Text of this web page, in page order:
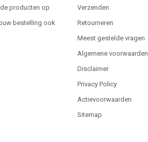
producten op
bestelling ook
Verzenden
Retourneren
Meest gestelde vragen
Algemene voorwaarden
Disclaimer
Privacy Policy
Actievoorwaarden
Sitemap